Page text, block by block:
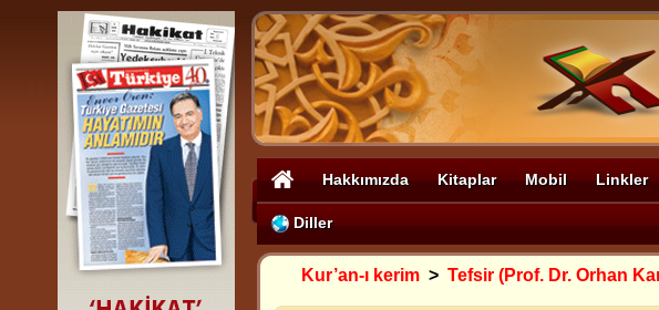
Hakkımızda Kitaplar Mobil Linkler
Diller
Kur’an-ı kerim > Tefsir (Prof. Dr. Orhan